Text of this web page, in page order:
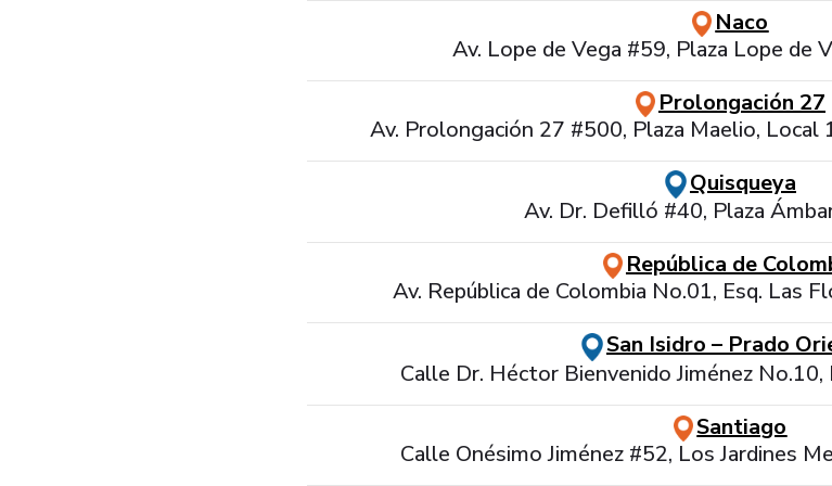
Naco
Av. Lope de Vega #59, Plaza Lope de
Prolongación 27
Av. Prolongación 27 #500, Plaza Maelio,
Quisqueya
Av. Dr. Defilló #40, Plaza
República de
Av. República de Colombia No.01, Esq. Las
San Isidro – Prado
Calle Dr. Héctor Bienvenido Jiménez
Santiago
Calle Onésimo Jiménez #52, Los Jardines